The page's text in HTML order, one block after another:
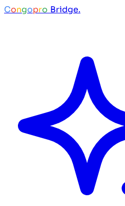
Congopro Bridge.